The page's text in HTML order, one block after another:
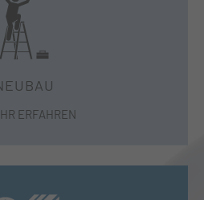
ERFAHREN